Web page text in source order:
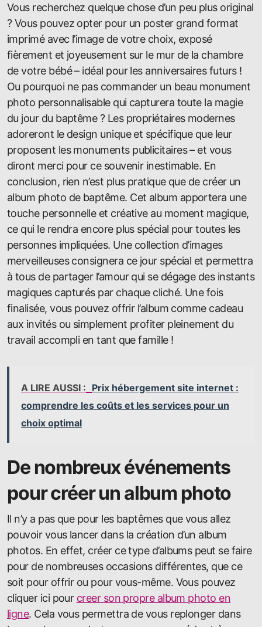
Vous recherchez quelque chose d’un peu plus original
? Vous pouvez opter pour un poster grand format
imprimé avec l’image de votre choix, exposé
fièrement et joyeusement sur le mur de la chambre
de votre bébé – idéal pour les anniversaires futurs !
Ou pourquoi ne pas commander un beau monument
photo personnalisable qui capturera toute la magie
du jour du baptême ? Les propriétaires modernes
adoreront le design unique et spécifique que leur
proposent les monuments publicitaires – et vous
diront merci pour ce souvenir inestimable. En
conclusion, rien n’est plus pratique que de créer un
album photo de baptême. Cet album apportera une
touche personnelle et créative au moment magique,
ce qui le rendra encore plus spécial pour toutes les
personnes impliquées. Une collection d’images
merveilleuses consignera ce jour spécial et permettra
à tous de partager l’amour qui se dégage des instants
magiques capturés par chaque cliché. Une fois
finalisée, vous pouvez offrir l’album comme cadeau
aux invités ou simplement profiter pleinement du
travail accompli en tant que famille !
A LIRE AUSSI : Prix hébergement site internet :
comprendre les coûts et les services pour un
choix optimal
De nombreux événements
pour créer un album photo
Il n’y a pas que pour les baptêmes que vous allez
pouvoir vous lancer dans la création d’un album
photos. En effet, créer ce type d’albums peut se faire
pour de nombreuses occasions différentes, que ce
soit pour offrir ou pour vous-même. Vous pouvez
cliquer ici pour creer son propre album photo en
ligne. Cela vous permettra de vous replonger dans